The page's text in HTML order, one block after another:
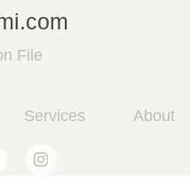
File
Services About